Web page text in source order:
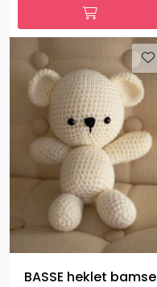
BASSE heklet bamse